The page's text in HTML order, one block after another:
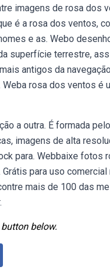
imagens de rosa dos
é a rosa dos ventos,
e as. Webo
superfície terrestre,
antigos da
rosa dos ventos é
a outra. É formada
imagens de alta
para. Webbaixe fotos
para uso
mais de 100 das
below.